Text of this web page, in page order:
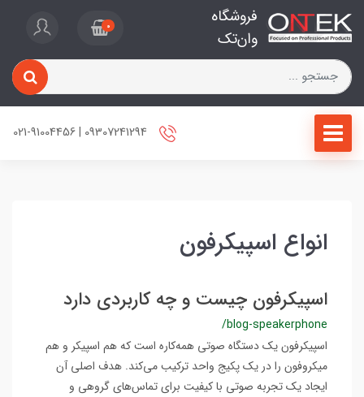
فروشگاه
وان‌تک
0
انواع اسپیکرفون
اسپیکرفون چیست و چه کاربردی دارد
/blog-speakerphone
اسپیکرفون یک دستگاه صوتی همه‌کاره است که هم اسپیکر و هم
میکروفون را در یک پکیج واحد ترکیب می‌کند. هدف اصلی آن
ایجاد یک تجربه صوتی با کیفیت برای تماس‌های گروهی و